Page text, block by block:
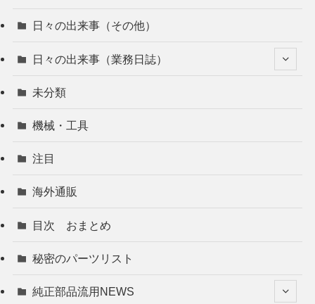
日々の出来事（その他）
日々の出来事（業務日誌）
未分類
機械・工具
注目
海外通販
目次 おまとめ
秘密のパーツリスト
純正部品流用NEWS